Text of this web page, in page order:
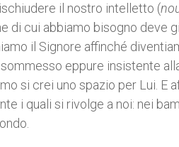
il nostro intelletto (
di cui abbiamo bisogno deve
il Signore affinché
eppure insistente
si crei uno spazio per Lui. E
i quali si rivolge a noi: nei